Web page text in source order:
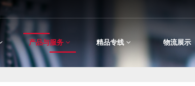
产品与服务 精品专线 物流展示